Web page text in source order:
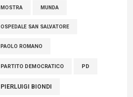
MOSTRA MUNDA
OSPEDALE SAN SALVATORE
PAOLO ROMANO
PARTITO DEMOCRATICO PD
PIERLUIGI BIONDI